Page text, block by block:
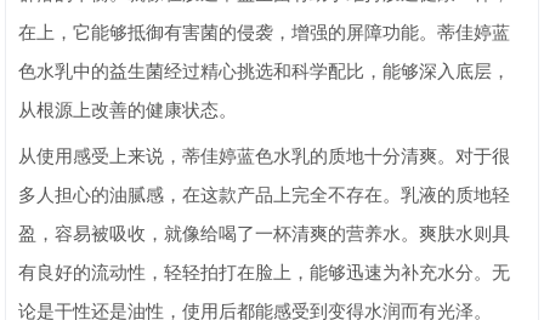
在上，它能够抵御有害菌的侵袭，增强的屏障功能。蒂佳婷蓝
色水乳中的益生菌经过精心挑选和科学配比，能够深入底层，
从根源上改善的健康状态。
从使用感受上来说，蒂佳婷蓝色水乳的质地十分清爽。对于很
多人担心的油腻感，在这款产品上完全不存在。乳液的质地轻
盈，容易被吸收，就像给喝了一杯清爽的营养水。爽肤水则具
有良好的流动性，轻轻拍打在脸上，能够迅速为补充水分。无
论是干性还是油性，使用后都能感受到变得水润而有光泽。